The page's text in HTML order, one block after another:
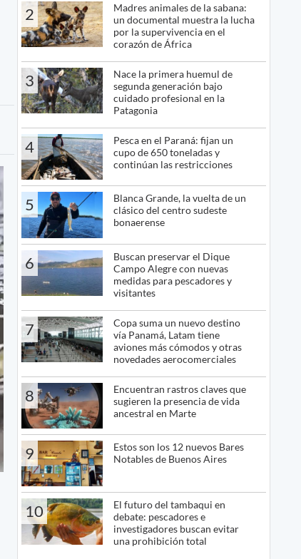
2
Madres animales de la sabana:
un documental muestra la lucha
por la supervivencia en el
corazón de África
3
Nace la primera huemul de
segunda generación bajo
cuidado profesional en la
Patagonia
4
Pesca en el Paraná: fijan un
cupo de 650 toneladas y
continúan las restricciones
5
Blanca Grande, la vuelta de un
clásico del centro sudeste
bonaerense
6
Buscan preservar el Dique
Campo Alegre con nuevas
medidas para pescadores y
visitantes
7
Copa suma un nuevo destino
vía Panamá, Latam tiene
aviones más cómodos y otras
novedades aerocomerciales
8
Encuentran rastros claves que
sugieren la presencia de vida
ancestral en Marte
9
Estos son los 12 nuevos Bares
Notables de Buenos Aires
10
El futuro del tambaqui en
debate: pescadores e
investigadores buscan evitar
una prohibición total